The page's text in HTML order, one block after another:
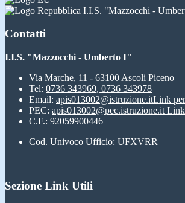
I.I.S. "Mazzocchi -
Contatti
I.I.S. "Mazzocchi - Umberto I"
Via Marche, 11 - 63100 Ascoli Piceno
Tel: 0736 343969, 0736 343978
Email: apis013002@istruzione.itLink
PEC: apis013002@pec.istruzione.it Link
C.F.: 92059900446
Cod. Univoco Ufficio: UFXVRR
Sezione Link Utili